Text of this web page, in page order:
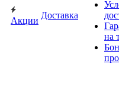
Акции
Доставка
на